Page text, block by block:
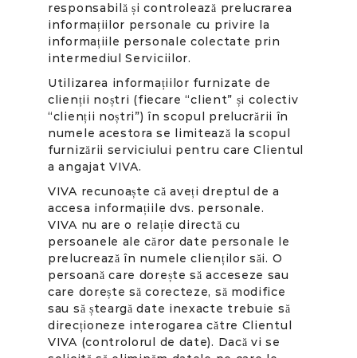
responsabilă și controlează prelucrarea
informațiilor personale cu privire la
informațiile personale colectate prin
intermediul Serviciilor.
Utilizarea informațiilor furnizate de
clienții noștri (fiecare “client” și colectiv
“clienții noștri”) în scopul prelucrării în
numele acestora se limitează la scopul
furnizării serviciului pentru care Clientul
a angajat VIVA.
VIVA recunoaște că aveți dreptul de a
accesa informațiile dvs. personale.
VIVA nu are o relație directă cu
persoanele ale căror date personale le
prelucrează în numele clienților săi. O
persoană care dorește să acceseze sau
care dorește să corecteze, să modifice
sau să șteargă date inexacte trebuie să
direcționeze interogarea către Clientul
VIVA (controlorul de date). Dacă vi se